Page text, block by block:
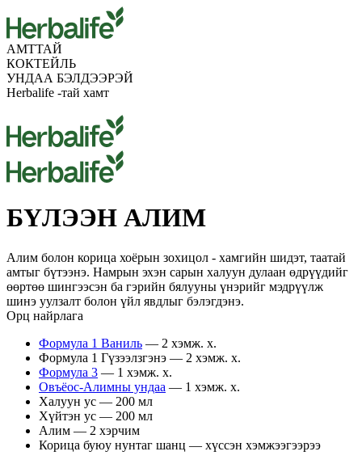
АМТТАЙ
КОКТЕЙЛЬ
УНДАА БЭЛДЭЭРЭЙ
Herbalife -тай хамт
БҮЛЭЭН АЛИМ
Алим болон корица хоёрын зохицол - хамгийн шидэт, таатай
амтыг бүтээнэ. Намрын эхэн сарын халуун дулаан өдрүүдийг
өөртөө шингээсэн ба гэрийн бялууны үнэрийг мэдрүүлж
шинэ уулзалт болон үйл явдлыг бэлэгдэнэ.
Орц найрлага
Формула 1 Ваниль — 2 хэмж. х.
Формула 1 Гүзээлзгэнэ — 2 хэмж. х.
Формула 3 — 1 хэмж. х.
Овъёос-Алимны ундаа — 1 хэмж. х.
Халуун ус — 200 мл
Хүйтэн ус — 200 мл
Алим — 2 хэрчим
Корица буюу нунтаг шанц — хүссэн хэмжээгээрээ